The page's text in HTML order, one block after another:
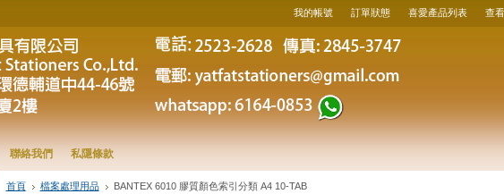
我的帳號 訂單狀態 喜愛產品列表 查
聯絡我們 私隱條款
首頁 檔案處理用品
BANTEX 6010 膠質顏色索引分類 A4 10-TAB